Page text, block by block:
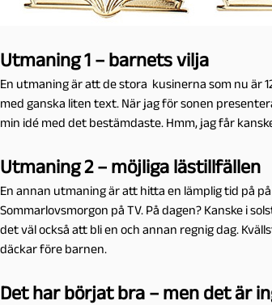
Utmaning 1 – barnets vilja
En utmaning är att de stora kusinerna som nu är
med ganska liten text. När jag för sonen
min idé med det bestämdaste. Hmm, jag får
Utmaning 2 – möjliga lästillfällen
En annan utmaning är att hitta en lämplig tid på
Sommarlovsmorgon på TV. På dagen? Kanske i
det väl också att bli en och annan regnig dag.
däckar före barnen.
Det har börjat bra – men det är